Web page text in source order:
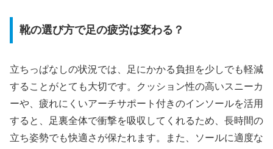
靴の選び方で足の疲労は変わる？
立ちっぱなしの状況では、足にかかる負担を少しでも軽減
することがとても大切です。クッション性の高いスニーカ
ーや、疲れにくいアーチサポート付きのインソールを活用
すると、足裏全体で衝撃を吸収してくれるため、長時間の
立ち姿勢でも快適さが保たれます。また、ソールに適度な